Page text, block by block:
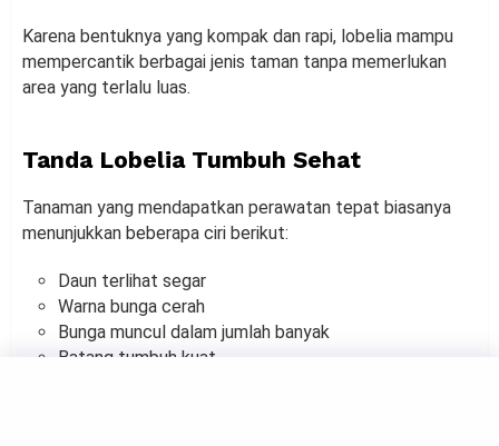
Karena bentuknya yang kompak dan rapi, lobelia mampu
mempercantik berbagai jenis taman tanpa memerlukan
area yang terlalu luas.
Tanda Lobelia Tumbuh Sehat
Tanaman yang mendapatkan perawatan tepat biasanya
menunjukkan beberapa ciri berikut:
Daun terlihat segar
Warna bunga cerah
Bunga muncul dalam jumlah banyak
Batang tumbuh kuat